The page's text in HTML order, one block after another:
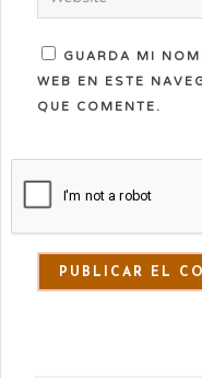
GUARDA MI
WEB EN ESTE
QUE COMENTE.